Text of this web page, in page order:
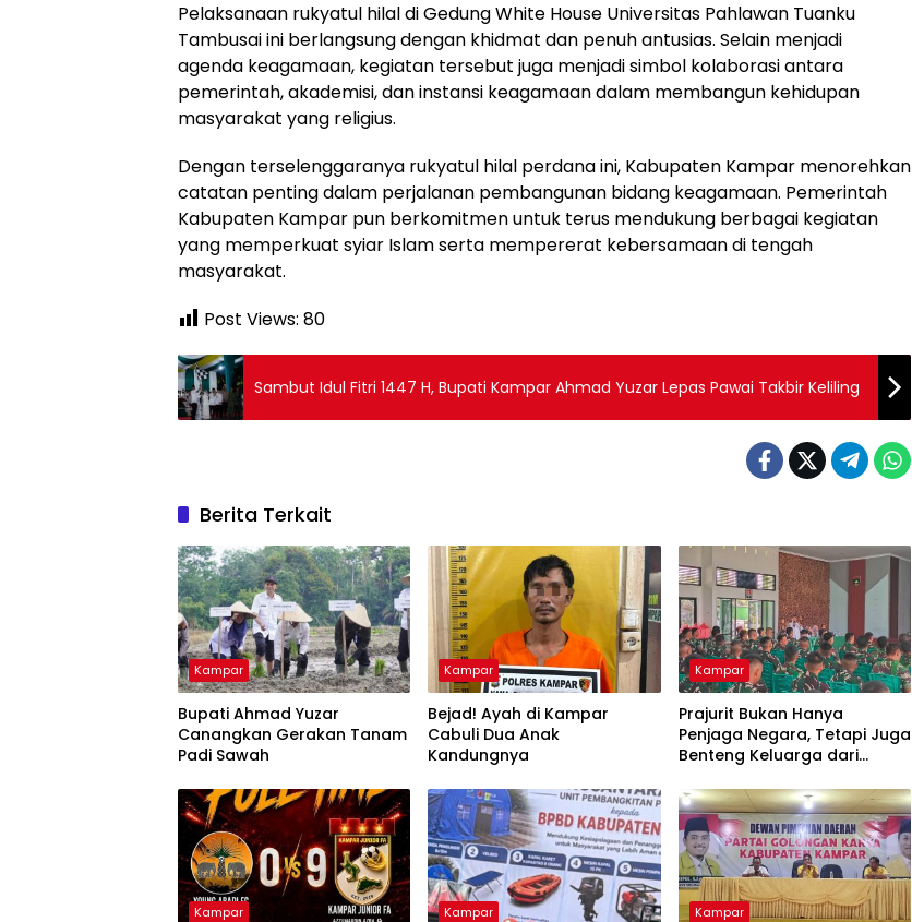
Pelaksanaan rukyatul hilal di Gedung White House Universitas Pahlawan Tuanku
Tambusai ini berlangsung dengan khidmat dan penuh antusias. Selain menjadi
agenda keagamaan, kegiatan tersebut juga menjadi simbol kolaborasi antara
pemerintah, akademisi, dan instansi keagamaan dalam membangun kehidupan
masyarakat yang religius.
Dengan terselenggaranya rukyatul hilal perdana ini, Kabupaten Kampar menorehkan
catatan penting dalam perjalanan pembangunan bidang keagamaan. Pemerintah
Kabupaten Kampar pun berkomitmen untuk terus mendukung berbagai kegiatan
yang memperkuat syiar Islam serta mempererat kebersamaan di tengah
masyarakat.
Post Views: 80
Sambut Idul Fitri 1447 H, Bupati Kampar Ahmad Yuzar Lepas Pawai Takbir Keliling
Berita Terkait
Kampar
Bupati Ahmad Yuzar
Canangkan Gerakan Tanam
Padi Sawah
Kampar
Bejad! Ayah di Kampar
Cabuli Dua Anak
Kandungnya
Kampar
Prajurit Bukan Hanya
Penjaga Negara, Tetapi Juga
Benteng Keluarga dari
Kampar Kampar Kampar